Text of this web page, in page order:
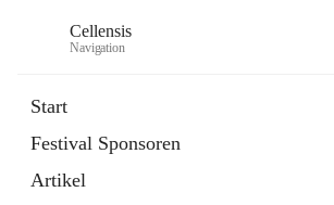
Cellensis
Navigation
Start
Festival Sponsoren
Artikel